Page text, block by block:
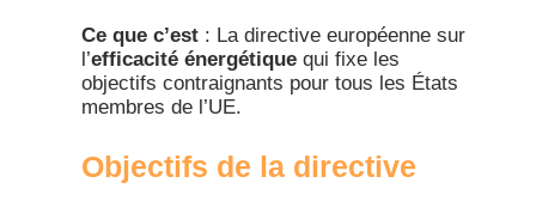
Ce que c’est : La directive européenne sur
l’efficacité énergétique qui fixe les
objectifs contraignants pour tous les États
membres de l’UE.​
Objectifs de la directive​